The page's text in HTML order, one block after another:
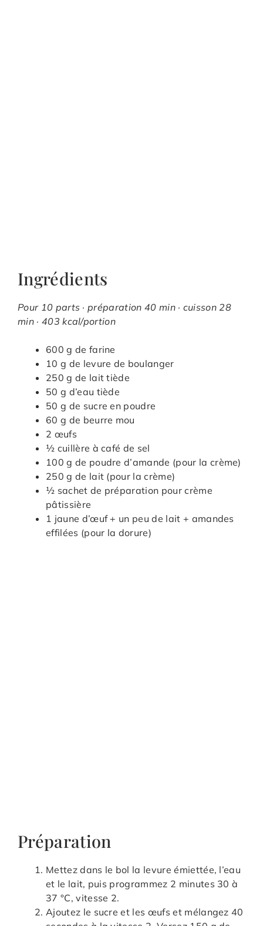
Ingrédients
Pour 10 parts · préparation 40 min · cuisson 28
min · 403 kcal/portion
600 g de farine
10 g de levure de boulanger
250 g de lait tiède
50 g d’eau tiède
50 g de sucre en poudre
60 g de beurre mou
2 œufs
½ cuillère à café de sel
100 g de poudre d’amande (pour la crème)
250 g de lait (pour la crème)
½ sachet de préparation pour crème
pâtissière
1 jaune d’œuf + un peu de lait + amandes
effilées (pour la dorure)
Préparation
Mettez dans le bol la levure émiettée, l’eau
et le lait, puis programmez 2 minutes 30 à
37 °C, vitesse 2.
Ajoutez le sucre et les œufs et mélangez 40